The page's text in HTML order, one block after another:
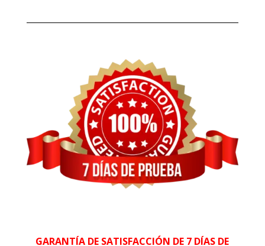
GARANTÍA DE SATISFACCIÓN DE 7 DÍAS DE